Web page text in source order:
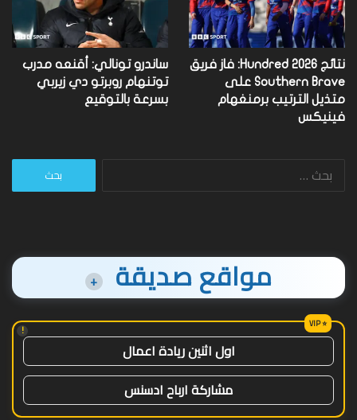
نتائج Hundred 2026: فاز فريق
Southern Brave على
متذيل الترتيب برمنغهام
فينيكس
ساندرو تونالي: أقنعه مدرب
توتنهام روبرتو دي زيربي
بسرعة بالتوقيع
البحث
مواقع صديقة +
!
اول اثنين ريادة اعمال
مشاركة ارباح ادسنس